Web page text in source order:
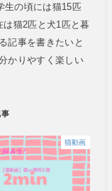
生の頃には猫15匹
猫2匹と犬1匹と暮
記事を書きたいと
かりやすく楽しい
猫動画